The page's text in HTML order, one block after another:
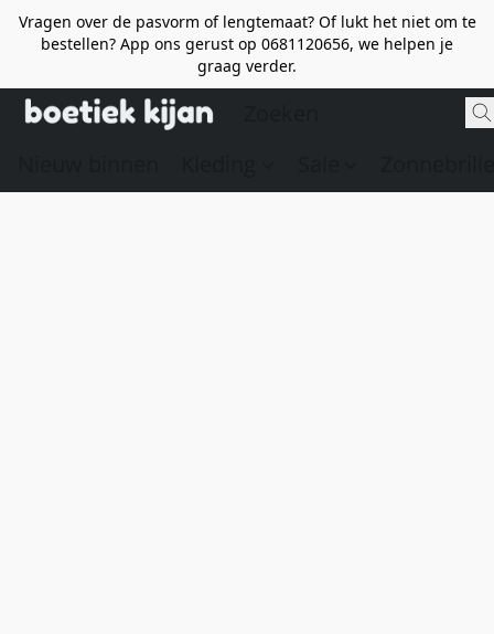
Vragen over de pasvorm of lengtemaat? Of lukt het niet om te
bestellen? App ons gerust op 0681120656, we helpen je
graag verder.